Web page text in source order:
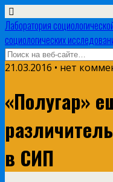
Лаборатория
социологических
21.03.2016 • нет
«Полугар»
в СИП